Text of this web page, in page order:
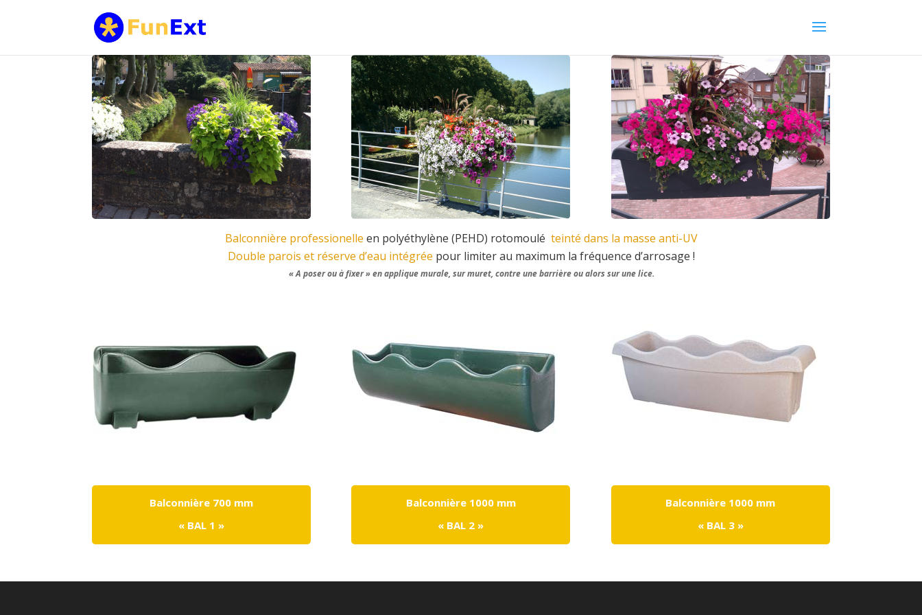
Balconnière professionelle en polyéthylène (PEHD) rotomoulé teinté dans la masse anti-UV
Double parois et réserve d’eau intégrée pour limiter au maximum la fréquence d’arrosage !
« A poser ou à fixer » en applique murale, sur muret, contre une barrière ou alors sur une lice.
Balconnière 700 mm
« BAL 1 »
Balconnière 1000 mm
« BAL 2 »
Balconnière 1000 mm
« BAL 3 »